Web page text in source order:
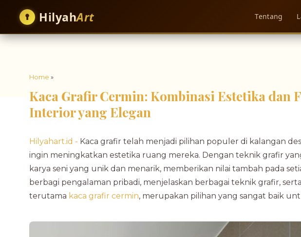
HilyahArt Tentang
Home »
Kaca Grafir Cermin: Kombinasi Estetika dan
Interior yang Elegan
Hilyahart.id - Kaca grafir telah menjadi pilihan populer di kalangan
ingin meningkatkan estetika ruang mereka. Dengan teknik grafir
karya seni yang unik dan menarik, memberikan nilai tambah pada
berbagi pengalaman pribadi, menjelaskan berbagai teknik grafir,
terutama kaca grafir cermin, merupakan pilihan yang sangat baik